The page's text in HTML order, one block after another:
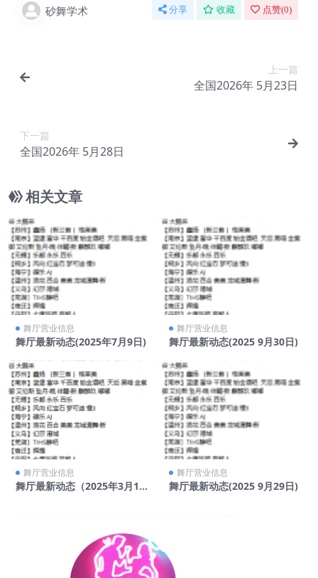
砂舞学术 分享 收藏 点赞(0)
上一篇
全国2026年 5月23日
下一篇
全国2026年 5月28日
相关文章
舞厅营业信息
舞厅最新动态(2025年7月9日)
舞厅营业信息
舞厅最新动态(2025 9月30日)
舞厅营业信息
舞厅最新动态（2025年3月13
舞厅营业信息
舞厅最新动态(2025 9月29日)